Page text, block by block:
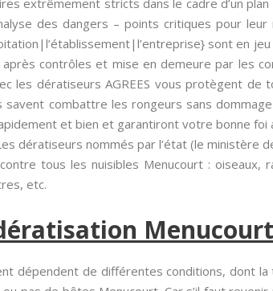
extrêmement stricts dans le cadre d’un plan
des dangers – points critiques pour
sont en
contrôles et mise en demeure par les
les dératiseurs AGREES vous protègent de
combattre les rongeurs sans
et bien et garantiront votre bonne foi
dératiseurs nommés par l’état (le ministère
tous les nuisibles Menucourt : oiseaux,
etc.
Menucourt
dépendent de différentes conditions, dont